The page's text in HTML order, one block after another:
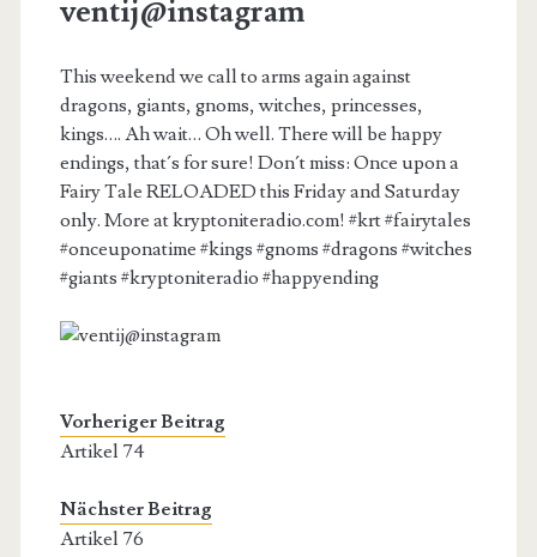
ventij@instagram
This weekend we call to arms again against
dragons, giants, gnoms, witches, princesses,
kings…. Ah wait… Oh well. There will be happy
endings, that´s for sure! Don´t miss: Once upon a
Fairy Tale RELOADED this Friday and Saturday
only. More at kryptoniteradio.com! #krt #fairytales
#onceuponatime #kings #gnoms #dragons #witches
#giants #kryptoniteradio #happyending
Vorheriger Beitrag
Artikel 74
Nächster Beitrag
Artikel 76